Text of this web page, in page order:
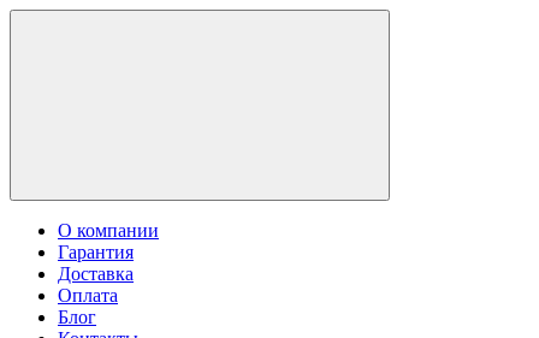
О компании
Гарантия
Доставка
Оплата
Блог